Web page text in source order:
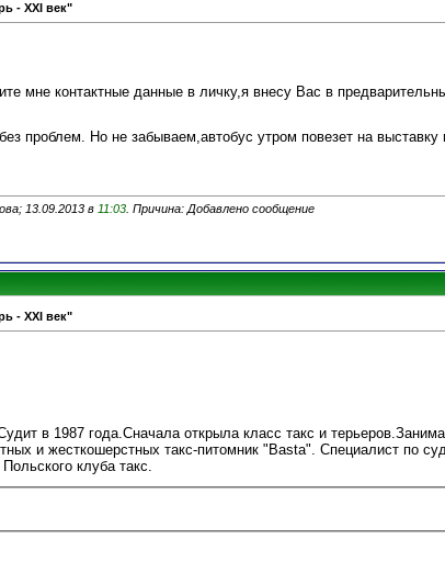
- XXI век"
мне контактные данные в личку,я внесу Вас в
проблем. Но не забываем,автобус утром повезет на
13.09.2013 в 11:03 . Причина: Добавлено сообщение
- XXI век"
в 1987 года.Сначала открыла класс такс и
и жесткошерстных такс-питомник "Basta". Специалист по
клуба такс.